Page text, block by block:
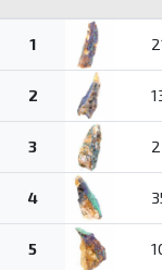
1
2
3
4
5